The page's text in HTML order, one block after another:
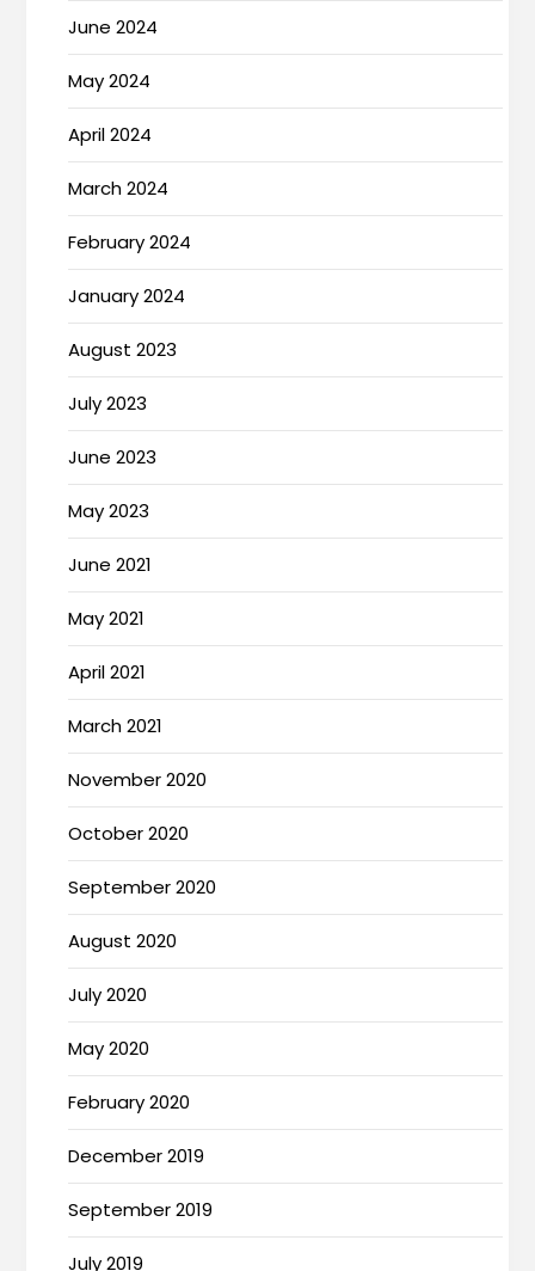
June 2024
May 2024
April 2024
March 2024
February 2024
January 2024
August 2023
July 2023
June 2023
May 2023
June 2021
May 2021
April 2021
March 2021
November 2020
October 2020
September 2020
August 2020
July 2020
May 2020
February 2020
December 2019
September 2019
July 2019